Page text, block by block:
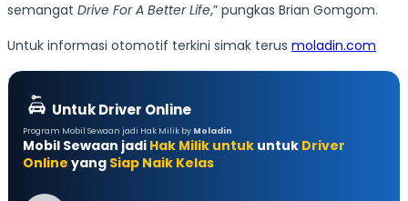
semangat Drive For A Better Life,” pungkas Brian Gomgom.
Untuk informasi otomotif terkini simak terus moladin.com
Untuk Driver Online
Program Mobil Sewaan jadi Hak Milik by Moladin
Mobil Sewaan jadi Hak Milik untuk untuk Driver
Online yang Siap Naik Kelas